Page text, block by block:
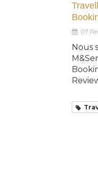
07
Nous